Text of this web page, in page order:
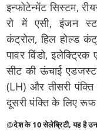
इन्फोटेन्मेंट सिस्टम,
रो में एसी, इंजन
कंट्रोल, हिल होल्ड
पावर विंडो,
सीट की ऊंचाई
(LH) और तीसरी
दूसरी पंक्ति के लिए
@देश के 10 सेलेब्रिटी, यह है